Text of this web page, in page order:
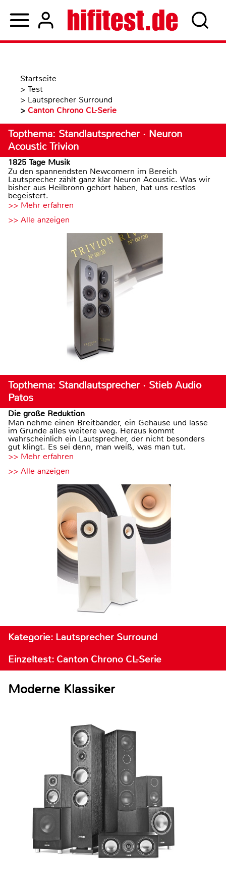
Startseite
> Test
> Lautsprecher Surround
> Canton Chrono CL-Serie
Topthema: Standlautsprecher · Neuron
Acoustic Trivion
1825 Tage Musik
Zu den spannendsten Newcomern im Bereich
Lautsprecher zählt ganz klar Neuron Acoustic. Was wir
bisher aus Heilbronn gehört haben, hat uns restlos
begeistert.
>> Mehr erfahren
>> Alle anzeigen
Topthema: Standlautsprecher · Stieb Audio
Patos
Die große Reduktion
Man nehme einen Breitbänder, ein Gehäuse und lasse
im Grunde alles weitere weg. Heraus kommt
wahrscheinlich ein Lautsprecher, der nicht besonders
gut klingt. Es sei denn, man weiß, was man tut.
>> Mehr erfahren
>> Alle anzeigen
Kategorie: Lautsprecher Surround
Einzeltest: Canton Chrono CL-Serie
Moderne Klassiker